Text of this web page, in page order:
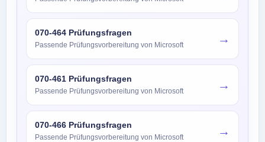
070-464 Prüfungsfragen
Passende Prüfungsvorbereitung von Microsoft →
070-461 Prüfungsfragen
Passende Prüfungsvorbereitung von Microsoft →
070-466 Prüfungsfragen
Passende Prüfungsvorbereitung von Microsoft →